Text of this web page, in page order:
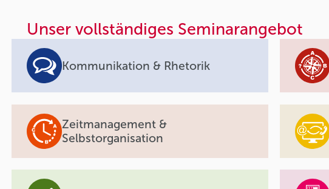
Unser vollständiges Seminarangebot
Kommunikation & Rhetorik
Zeitmanagement &
Selbstorganisation